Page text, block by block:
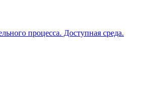
процесса. Доступная среда.